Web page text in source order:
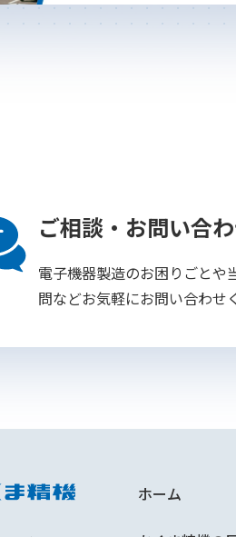
ご相談・お問い合
電子機器製造のお困りごとや
問などお気軽にお問い合わせ
ホーム